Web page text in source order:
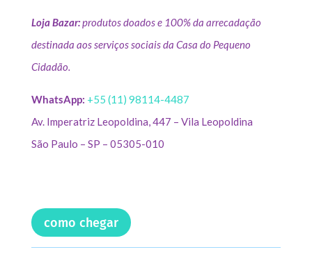
Loja Bazar:produtos doados e 100% da arrecadação
destinada aos serviços sociais da Casa do Pequeno
Cidadão.
WhatsApp: +55 (11) 98114-4487
Av. Imperatriz Leopoldina, 447 – Vila Leopoldina
São Paulo – SP – 05305-010
como chegar